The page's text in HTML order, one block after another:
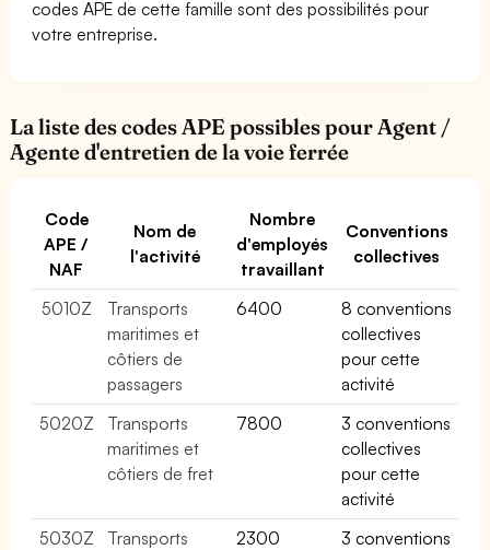
codes APE de cette famille sont des possibilités pour
votre entreprise.
La liste des codes APE possibles pour Agent /
Agente d'entretien de la voie ferrée
Code
APE /
NAF
Nom de
l'activité
Nombre
d'employés
travaillant
Conventions
collectives
5010Z
Transports
maritimes et
côtiers de
passagers
6400
8 conventions
collectives
pour cette
activité
5020Z
Transports
maritimes et
côtiers de fret
7800
3 conventions
collectives
pour cette
activité
5030Z
Transports
2300
3 conventions